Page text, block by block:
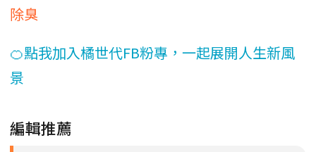
除臭
🍊點我加入橘世代FB粉專，一起展開人生新風
景
編輯推薦